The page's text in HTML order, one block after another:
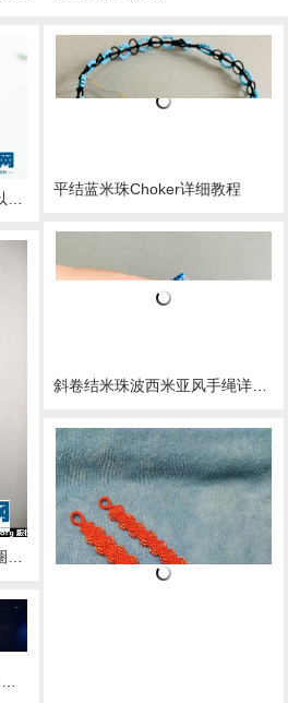
平结蓝米珠Choker详细教程
斜卷结米珠波西米亚风手绳详细教程